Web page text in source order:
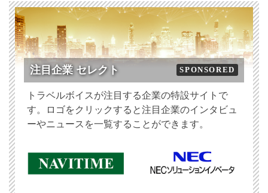
注目企業 セレクト SPONSORED
トラベルボイスが注目する企業の特設サイトで
す。ロゴをクリックすると注目企業のインタビュ
ーやニュースを一覧することができます。